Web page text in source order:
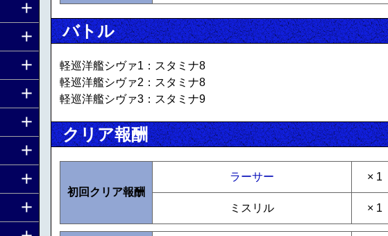
バトル
軽巡洋艦シヴァ1：スタミナ8
軽巡洋艦シヴァ2：スタミナ8
軽巡洋艦シヴァ3：スタミナ9
クリア報酬
初回クリア報酬
ラーサー × 1
ミスリル × 1